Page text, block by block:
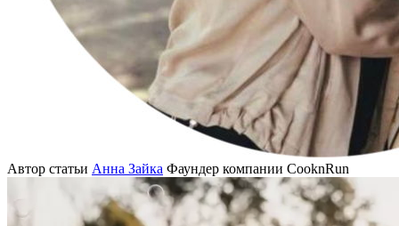
Автор статьи Анна Зайка Фаундер компании CooknRun